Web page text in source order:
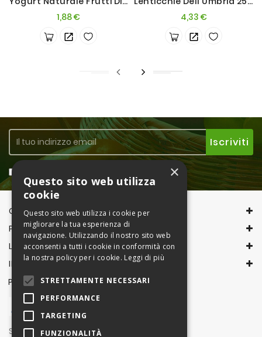
1,88 €Prezzo
4,33 €Prezzo
CONTACT INFORMATION
PRODOTTI
LA NOSTRA AZIENDA
IL TUO ACCOUNT
PAGAMENTI CON
Seguici su
×
Questo sito web utilizza
cookie
Questo sito web utilizza i cookie per
migliorare la tua esperienza di
navigazione. Utilizzando il nostro sito web
acconsenti a tutti i cookie in conformità con
la nostra policy per i cookie. Leggi di più
STRETTAMENTE NECESSARI
PERFORMANCE
TARGETING
FUNZIONALITÀ